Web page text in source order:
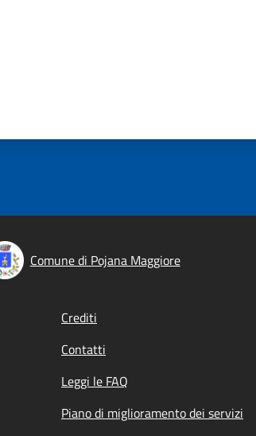
Comune di Pojana Maggiore
Crediti
Contatti
Leggi le FAQ
Piano di miglioramento dei servizi